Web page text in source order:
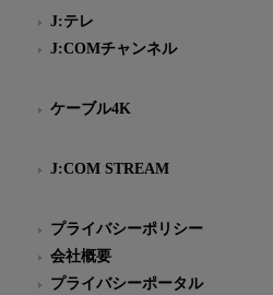
J:テレ
J:COMチャンネル
ケーブル4K
J:COM STREAM
プライバシーポリシー
会社概要
プライバシーポータル